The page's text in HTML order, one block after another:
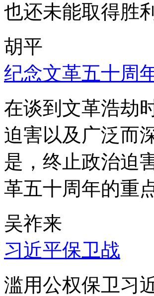
也还未能取得胜利
胡平
纪念文革五十周
在谈到文革浩劫
迫害以及广泛而
是，终止政治迫
革五十周年的重
吴祚来
习近平保卫战
滥用公权保卫习